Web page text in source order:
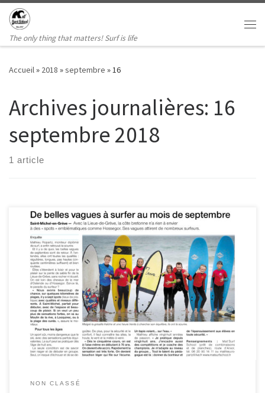
Passer au contenu
The only thing that matters! Surf is life
Accueil» 2018 »septembre »16
Archives journalières: 16
septembre 2018
1 article
Article de Presse du 16 Septembre 2018, paru dans Ouest France
NON CLASSÉ